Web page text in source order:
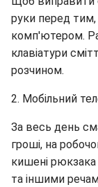
руки перед
комп'ютером.
клавіатури
розчином.
2. Мобільний
За весь день
гроші, на
кишені
та іншими